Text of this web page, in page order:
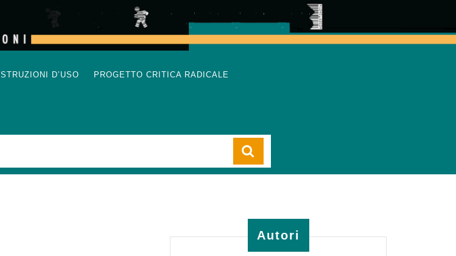
ISTRUZIONI D’USO PROGETTO CRITICA RADICALE
Autori